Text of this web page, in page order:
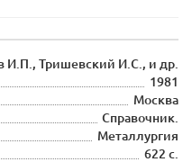
Тришевский И.С., и др.
1981
Москва
Справочник.
Металлургия
622 с.